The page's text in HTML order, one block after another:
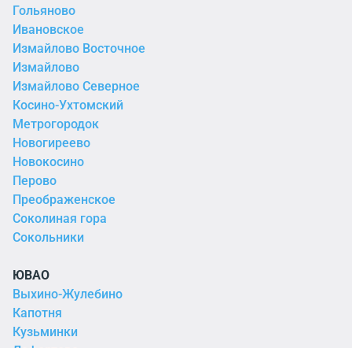
Гольяново
Ивановское
Измайлово Восточное
Измайлово
Измайлово Северное
Косино-Ухтомский
Метрогородок
Новогиреево
Новокосино
Перово
Преображенское
Соколиная гора
Сокольники
ЮВАО
Выхино-Жулебино
Капотня
Кузьминки